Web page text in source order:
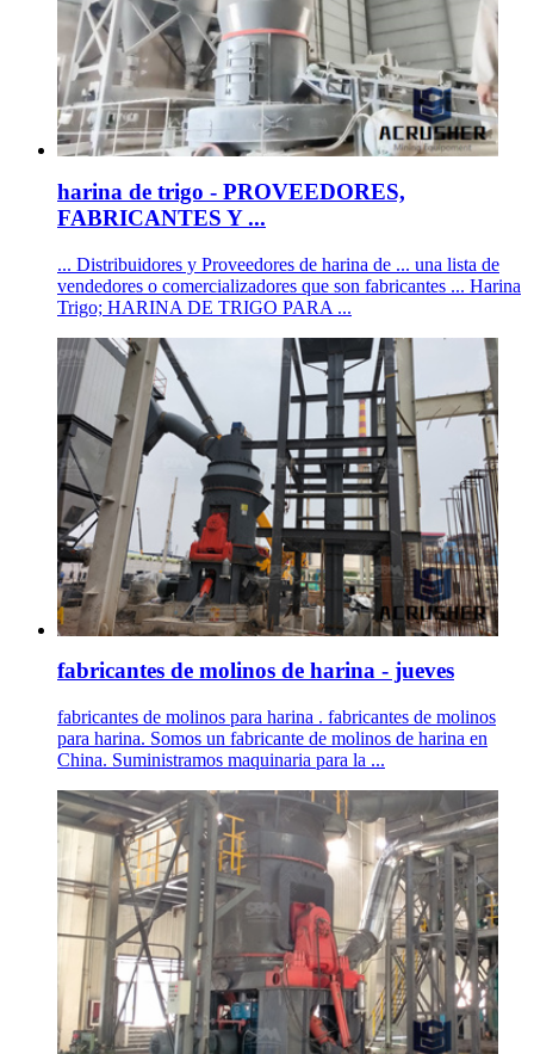
harina de trigo - PROVEEDORES,
FABRICANTES Y ...
... Distribuidores y Proveedores de harina de ... una lista de
vendedores o comercializadores que son fabricantes ... Harina
Trigo; HARINA DE TRIGO PARA ...
fabricantes de molinos de harina - jueves
fabricantes de molinos para harina . fabricantes de molinos
para harina. Somos un fabricante de molinos de harina en
China. Suministramos maquinaria para la ...